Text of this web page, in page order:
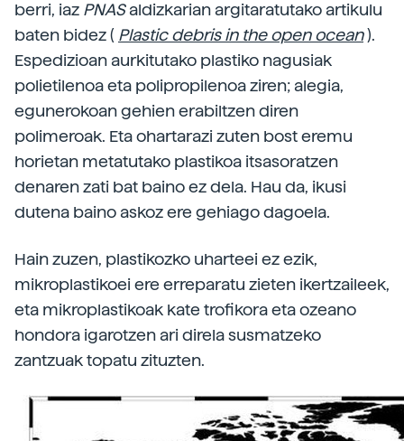
berri, iaz PNASaldizkarian argitaratutako artikulu
baten bidez ( Plastic debris in the open ocean).
Espedizioan aurkitutako plastiko nagusiak
polietilenoa eta polipropilenoa ziren; alegia,
egunerokoan gehien erabiltzen diren
polimeroak. Eta ohartarazi zuten bost eremu
horietan metatutako plastikoa itsasoratzen
denaren zati bat baino ez dela. Hau da, ikusi
dutena baino askoz ere gehiago dagoela.
Hain zuzen, plastikozko uharteei ez ezik,
mikroplastikoei ere erreparatu zieten ikertzaileek,
eta mikroplastikoak kate trofikora eta ozeano
hondora igarotzen ari direla susmatzeko
zantzuak topatu zituzten.